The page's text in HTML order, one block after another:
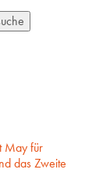
May für
das Zweite